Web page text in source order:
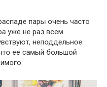
пары очень часто
уже не раз всем
неподдельное.
ее самый большой